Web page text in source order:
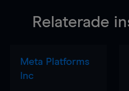
Relaterade
Meta Platforms
Inc